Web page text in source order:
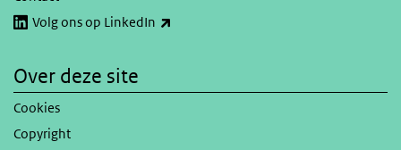
Volg ons op LinkedIn
Over deze site
Cookies
Copyright